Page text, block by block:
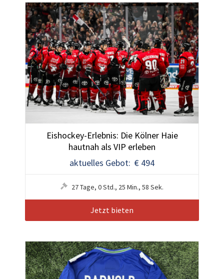
Eishockey-Erlebnis: Die Kölner Haie
hautnah als VIP erleben
aktuelles Gebot: € 494
27Tage, 0Std., 25 Min., 55 Sek.
Jetzt bieten